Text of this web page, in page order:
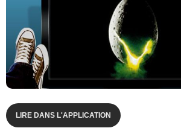
LIRE DANS L'APPLICATION